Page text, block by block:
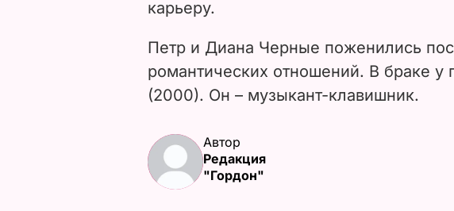
карьеру.
Петр и Диана Черные поженились
романтических отношений. В браке
(2000). Он – музыкант-клавишник.
Автор
Редакция
"Гордон"